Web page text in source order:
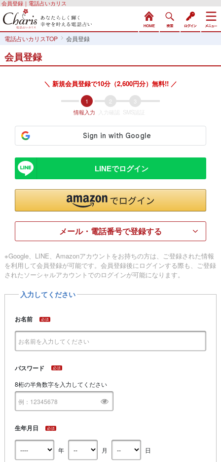
会員登録｜電話占いカリス
電話占いカリスTOP 会員登録
会員登録
＼ 新規会員登録で10分（2,600円分）無料!! ／
情報入力 入力確認 SMS認証
LINEでログイン
メール・電話番号で登録する
※Google、LINE、Amazonアカウントをお持ちの方は、ご登録された情報
を利用して会員登録が可能です。会員登録後にログインする際も、ご登録
されたソーシャルアカウントでのログインが可能になります。
入力してください
お名前 必須
パスワード 必須
8桁の半角数字を入力してください
生年月日 必須
年 月 日